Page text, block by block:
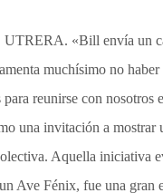
«Bill envía un
muchísimo no
reunirse con nosotros
una invitación a mostrar
Aquella iniciativa
Ave Fénix, fue una gran